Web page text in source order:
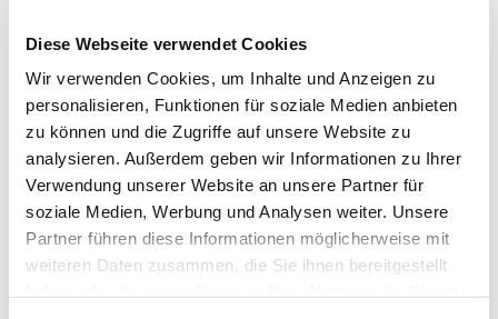
Diese Webseite verwendet Cookies
Wir verwenden Cookies, um Inhalte und Anzeigen zu
personalisieren, Funktionen für soziale Medien anbieten
zu können und die Zugriffe auf unsere Website zu
analysieren. Außerdem geben wir Informationen zu Ihrer
Verwendung unserer Website an unsere Partner für
soziale Medien, Werbung und Analysen weiter. Unsere
Partner führen diese Informationen möglicherweise mit
weiteren Daten zusammen, die Sie ihnen bereitgestellt